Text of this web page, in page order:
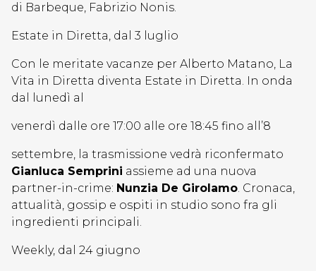
di Barbeque, Fabrizio Nonis.
Estate in Diretta, dal 3 luglio
Con le meritate vacanze per Alberto Matano, La
Vita in Diretta diventa Estate in Diretta. In onda
dal lunedì al
venerdì dalle ore 17:00 alle ore 18:45 fino all’8
settembre, la trasmissione vedrà riconfermato
Gianluca Semprini assieme ad una nuova
partner-in-crime: Nunzia De Girolamo. Cronaca,
attualità, gossip e ospiti in studio sono fra gli
ingredienti principali.
Weekly, dal 24 giugno